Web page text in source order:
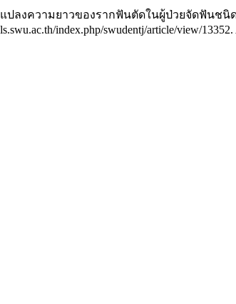
ปลงความยาวของรากฟันตัดในผู้ป่วยจัดฟันชนิ
index.php/swudentj/article/view/13352.